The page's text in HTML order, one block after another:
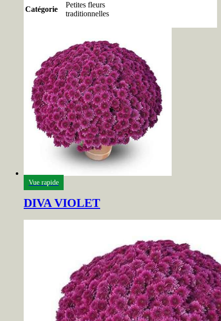
Catégorie
Petites fleurs
traditionnelles
Vue rapide
DIVA VIOLET